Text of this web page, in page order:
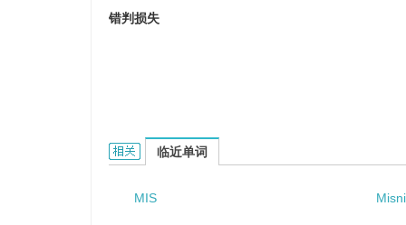
错判损失
misjodgement loss的相关资料：
临近单词
MIS